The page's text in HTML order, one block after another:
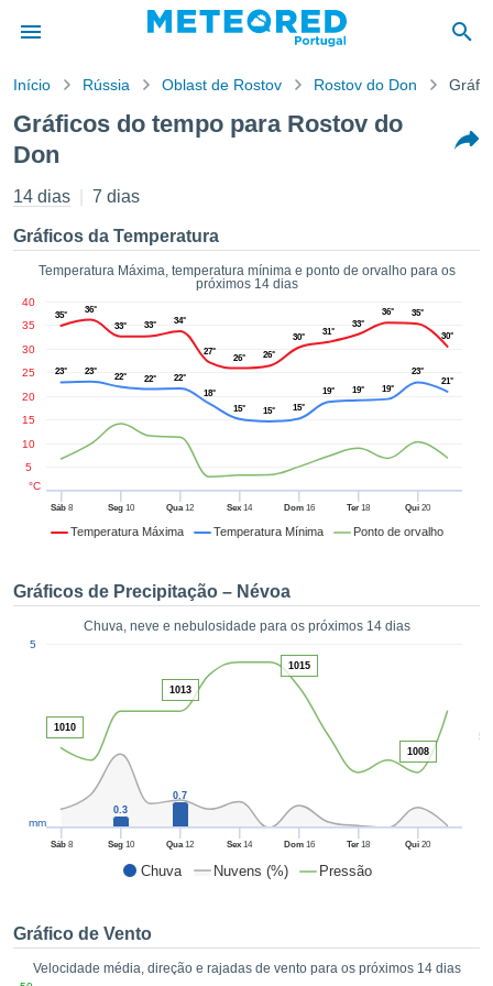
da
por
que as
a este
das
e
digital
ou
permite-
a nossa
fornecer-
botão
a
todos os
ou
no
como
um perfil
CONFIGURAÇÕES
Início Rússia Oblast de Rostov Rostov do Don
Gráficos do tempo para Rostov do
Don
14 dias 7 dias
Gráficos da Temperatura
Temperatura Máxima, temperatura mínima e ponto de orvalho para os
próximos 14 dias
Temperatura Máxima Temperatura Mínima Ponto de orvalho
Sáb8 Seg10 Qua12 Sex 14 Dom16 Ter 18 Qui 20
5
10
15
20
25
30
35
40
°C
35°
36°
33°
33° 34°
27°
26° 26°
30°
31°
33°
36° 35°
30°
23° 23°
22° 22°
22°
18°
15°
15° 15°
19° 19° 19°
23°
21°
Gráficos de Precipitação – Névoa
Chuva, neve e nebulosidade para os próximos 14 dias
Chuva Nuvens (%) Pressão
50
Sáb8 Seg10 Qua12 Sex 14 Dom16 Ter 18 Qui 20
5
mm
0.3
0.7
1010
1013
1015
1008
Gráfico de Vento
Velocidade média, direção e rajadas de vento para os próximos 14 dias